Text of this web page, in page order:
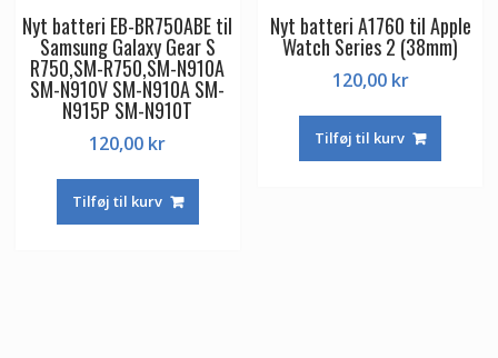
Nyt batteri EB-BR750ABE til
Samsung Galaxy Gear S
R750,SM-R750,SM-N910A
SM-N910V SM-N910A SM-
N915P SM-N910T
120,00 kr
Tilføj til kurv
Nyt batteri A1760 til Apple
Watch Series 2 (38mm)
120,00 kr
Tilføj til kurv